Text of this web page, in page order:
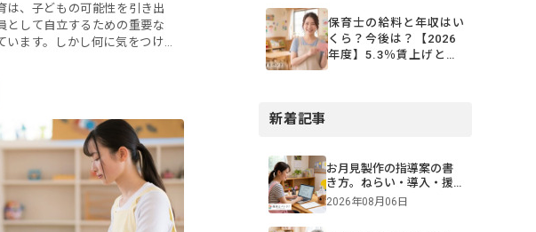
は、子どもの可能性を引き出
として自立するための重要な
います。しかし何に気をつけ
保育士の給料と年収はい
くら？今後は？【2026
年度】5.3％賃上げと処
新着記事
お月見製作の指導案の書
き方。ねらい・導入・援
助を年齢別に解説【保
2026年08月06日